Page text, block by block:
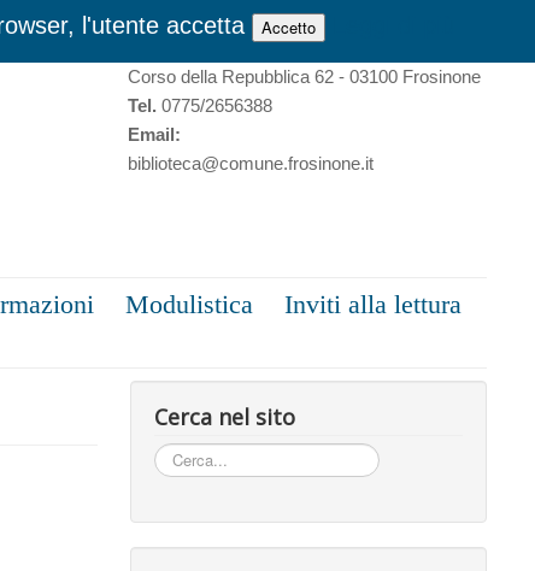
Biblioteca Comunale “Norberto Turriziani”
Corso della Repubblica 62 - 03100 Frosinone
Tel. 0775/2656388
Email:
biblioteca@comune.frosinone.it
Modulistica
Inviti alla lettura
Cerca nel sito
Cerca...
l'utente accetta Accetto